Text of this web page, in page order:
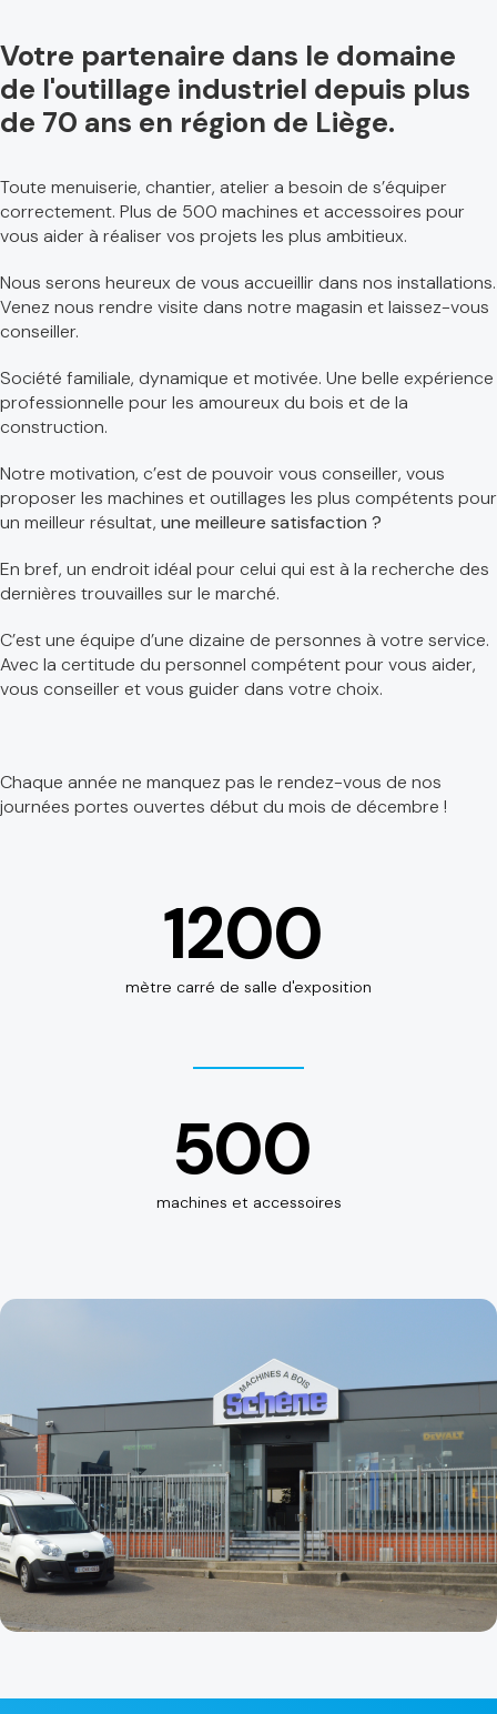
Votre partenaire dans le domaine
de l'outillage industriel depuis plus
de 70 ans en région de Liège.
Toute menuiserie, chantier, atelier a besoin de s’équiper
correctement. Plus de 500 machines et accessoires pour
vous aider à réaliser vos projets les plus ambitieux.
Nous serons heureux de vous accueillir dans nos installations.
Venez nous rendre visite dans notre magasin et laissez-vous
conseiller.
Société familiale, dynamique et motivée. Une belle expérience
professionnelle pour les amoureux du bois et de la
construction.
Notre motivation, c’est de pouvoir vous conseiller, vous
proposer les machines et outillages les plus compétents pour
un meilleur résultat, une meilleure satisfaction ?
En bref, un endroit idéal pour celui qui est à la recherche des
dernières trouvailles sur le marché.
C’est une équipe d’une dizaine de personnes à votre service.
Avec la certitude du personnel compétent pour vous aider,
vous conseiller et vous guider dans votre choix.
Chaque année ne manquez pas le rendez-vous de nos
journées portes ouvertes début du mois de décembre !
1200
mètre carré de salle d'exposition
500
machines et accessoires